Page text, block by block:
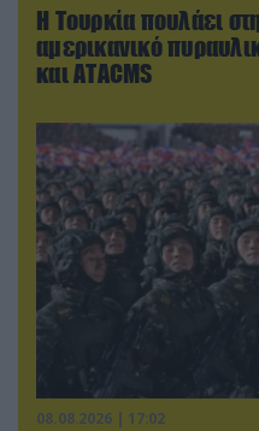
Η Τουρκία πουλάει
αμερικανικό
και ΑΤΑCMS
08.08.2026 | 17:02